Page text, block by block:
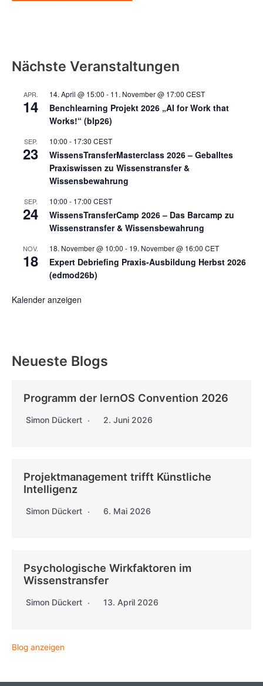
Nächste Veranstaltungen
APR.
14
14. April @ 15:00 - 11. November @ 17:00 CEST
Benchlearning Projekt 2026 „AI for Work that
Works!“ (blp26)
SEP.
23
10:00 - 17:30 CEST
WissensTransferMasterclass 2026 – Geballtes
Praxiswissen zu Wissenstransfer &
Wissensbewahrung
SEP.
24
10:00 - 17:00 CEST
WissensTransferCamp 2026 – Das Barcamp zu
Wissenstransfer & Wissensbewahrung
NOV.
18
18. November @ 10:00 - 19. November @ 16:00 CET
Expert Debriefing Praxis-Ausbildung Herbst 2026
(edmod26b)
Kalender anzeigen
Neueste Blogs
Programm der lernOS Convention 2026
Simon Dückert 2. Juni 2026
Projektmanagement trifft Künstliche
Intelligenz
Simon Dückert 6. Mai 2026
Psychologische Wirkfaktoren im
Wissenstransfer
Simon Dückert 13. April 2026
Blog anzeigen